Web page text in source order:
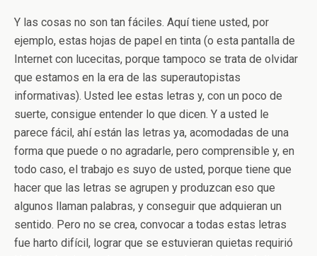
Y las cosas no son tan fáciles. Aquí tiene usted, por
ejemplo, estas hojas de papel en tinta (o esta pantalla de
Internet con lucecitas, porque tampoco se trata de olvidar
que estamos en la era de las superautopistas
informativas). Usted lee estas letras y, con un poco de
suerte, consigue entender lo que dicen. Y a usted le
parece fácil, ahí están las letras ya, acomodadas de una
forma que puede o no agradarle, pero comprensible y, en
todo caso, el trabajo es suyo de usted, porque tiene que
hacer que las letras se agrupen y produzcan eso que
algunos llaman palabras, y conseguir que adquieran un
sentido. Pero no se crea, convocar a todas estas letras
fue harto difícil, lograr que se estuvieran quietas requirió